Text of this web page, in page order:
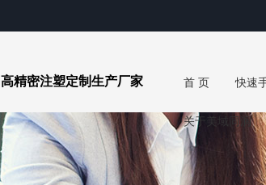
高精密注塑定制生产厂家 首 页 快速
关于美域同润